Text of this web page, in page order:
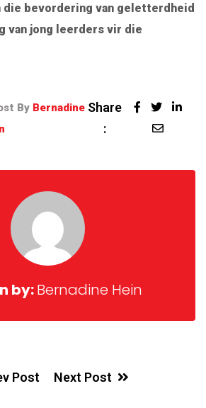
bevordering van geletterdheid
van jong leerders vir die
By Bernadine Share
:
by:Bernadine Hein
Post Next Post